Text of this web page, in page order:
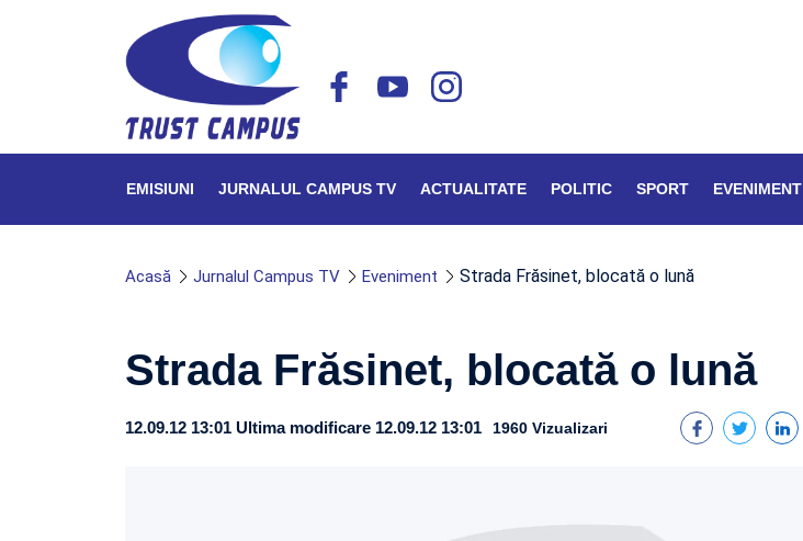
EMISIUNI JURNALUL CAMPUS TV ACTUALITATE POLITIC SPORT EVENIMENT
Acasă Jurnalul Campus TV Eveniment Strada Frăsinet, blocată o lună
Strada Frăsinet, blocată o lună
12.09.12 13:01 Ultima modificare 12.09.12 13:01 1960 Vizualizari